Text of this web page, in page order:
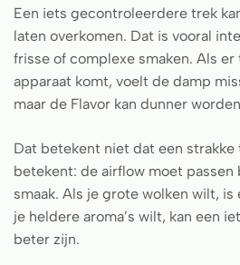
Een iets gecontroleerdere trek
laten overkomen. Dat is vooral
frisse of complexe smaken. Als
apparaat komt, voelt de damp
maar de Flavor kan dunner
Dat betekent niet dat een
betekent: de airflow moet
smaak. Als je grote wolken wilt,
je heldere aroma’s wilt, kan een
beter zijn.